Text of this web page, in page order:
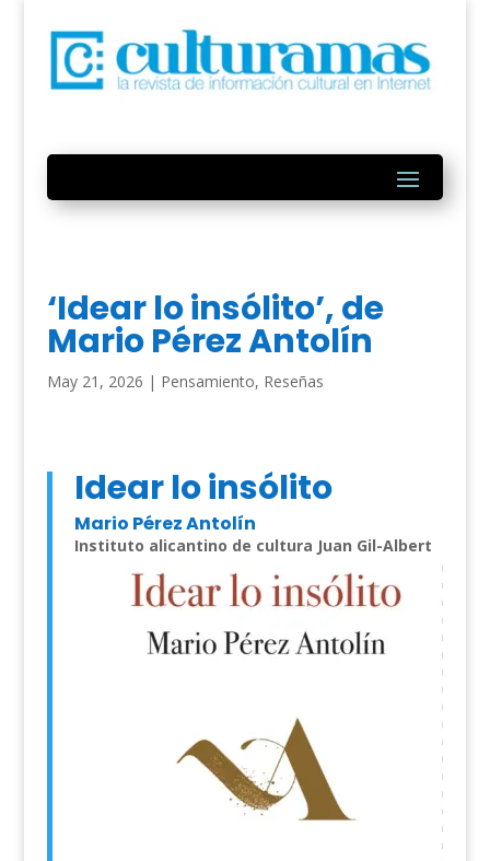
‘Idear lo insólito’, de
Mario Pérez Antolín
May 21, 2026 | Pensamiento, Reseñas
Idear lo insólito
Mario Pérez Antolín
Instituto alicantino de cultura Juan Gil-Albert